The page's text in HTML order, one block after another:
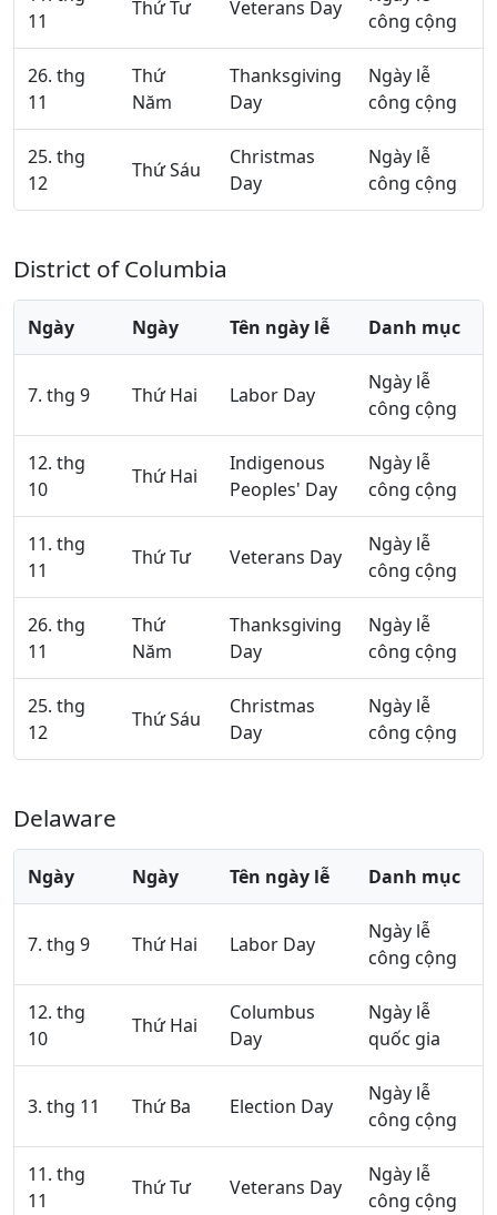
11
Thứ Tư Veterans Day
công cộng
26. thg
11
Thứ
Năm
Thanksgiving
Day
Ngày lễ
công cộng
25. thg
12
Thứ Sáu
Christmas
Day
Ngày lễ
công cộng
District of Columbia
Ngày Ngày Tên ngày lễ Danh mục
7. thg 9 Thứ Hai Labor Day
Ngày lễ
công cộng
12. thg
10
Thứ Hai
Indigenous
Peoples' Day
Ngày lễ
công cộng
11. thg
11
Thứ Tư Veterans Day
Ngày lễ
công cộng
26. thg
11
Thứ
Năm
Thanksgiving
Day
Ngày lễ
công cộng
25. thg
12
Thứ Sáu
Christmas
Day
Ngày lễ
công cộng
Delaware
Ngày Ngày Tên ngày lễ Danh mục
7. thg 9 Thứ Hai Labor Day
Ngày lễ
công cộng
12. thg
10
Thứ Hai
Columbus
Day
Ngày lễ
quốc gia
3. thg 11 Thứ Ba Election Day
Ngày lễ
công cộng
11. thg
11
Thứ Tư Veterans Day
Ngày lễ
công cộng